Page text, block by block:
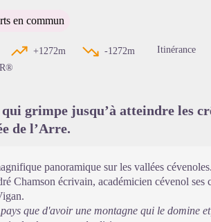
en commun
+1272m -1272m
Itinérance
grimpe jusqu’à atteindre les
de l’Arre.
panoramique sur les vallées
Chamson écrivain, académicien cévenol ses
que d'avoir une montagne qui le domine